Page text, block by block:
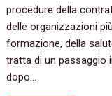
procedure della
delle organizzazioni
formazione, della
tratta di un passaggio
dopo…